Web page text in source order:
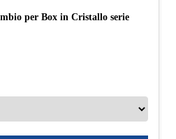
per Box in Cristallo serie